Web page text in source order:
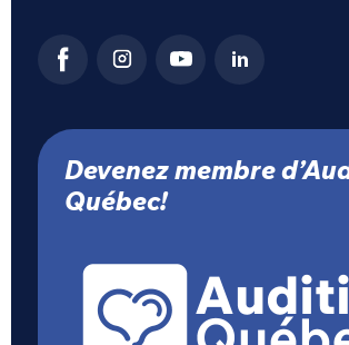
Devenez membre
Québec!